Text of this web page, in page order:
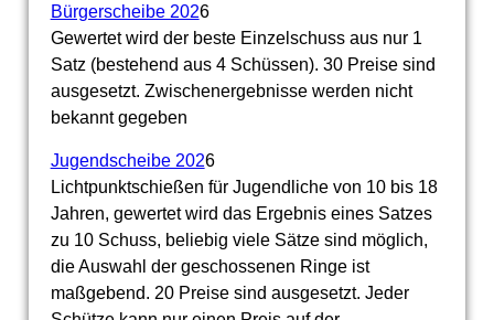
Bürgerscheibe 2026
Gewertet wird der beste Einzelschuss aus nur 1
Satz (bestehend aus 4 Schüssen). 30 Preise sind
ausgesetzt. Zwischenergebnisse werden nicht
bekannt gegeben
Jugendscheibe 2026
Lichtpunktschießen für Jugendliche von 10 bis 18
Jahren, gewertet wird das Ergebnis eines Satzes
zu 10 Schuss, beliebig viele Sätze sind möglich,
die Auswahl der geschossenen Ringe ist
maßgebend. 20 Preise sind ausgesetzt. Jeder